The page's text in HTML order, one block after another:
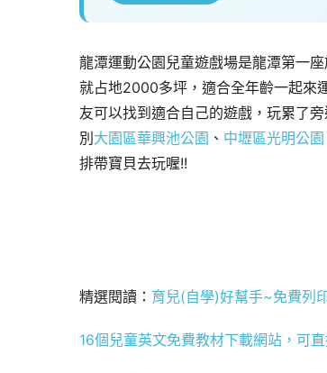
龍潭運動公園兒童遊戲場是龍潭第一
就占地2000多坪，適合全年齡一起來
友可以找到適合自己的遊戲，玩累了
別 大園區華興池公園 、 中壢區光明公園
排帶寶貝去玩喔!!
精選閱讀： 育兒(自學)好幫手~免費列
16個兒童英文免費教材下載網站，可